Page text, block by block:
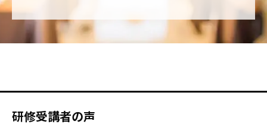
研修受講者の声